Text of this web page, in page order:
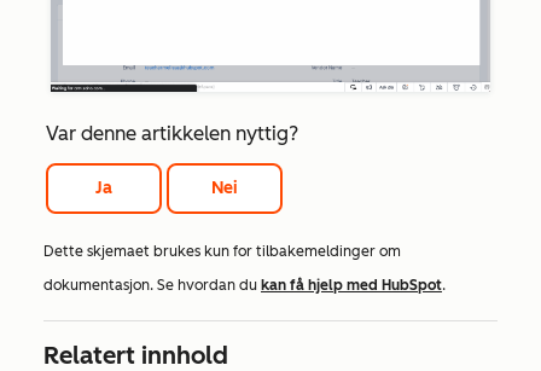
Var denne artikkelen nyttig?
Ja Nei
Dette skjemaet brukes kun for tilbakemeldinger om
dokumentasjon. Se hvordan du kan få hjelp med HubSpot.
Relatert innhold